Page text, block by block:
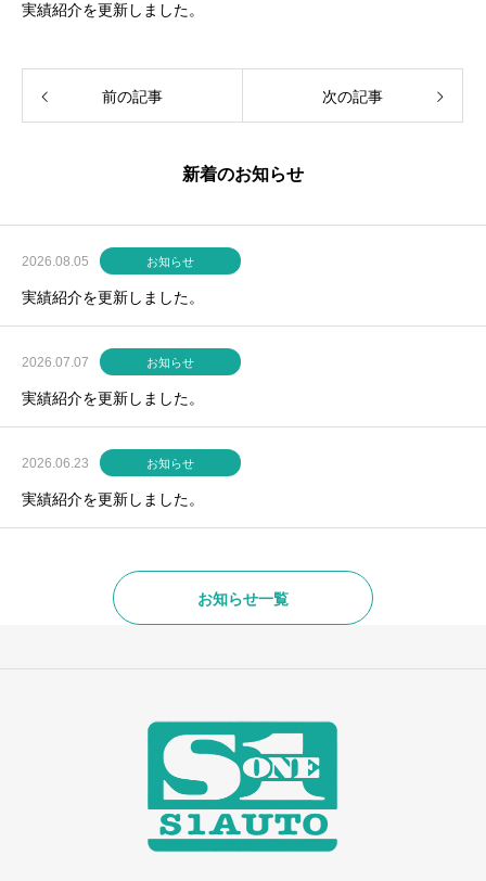
実績紹介を更新しました。
前の記事 次の記事
新着のお知らせ
2026.08.05 お知らせ
実績紹介を更新しました。
2026.07.07 お知らせ
実績紹介を更新しました。
2026.06.23 お知らせ
実績紹介を更新しました。
お知らせ一覧